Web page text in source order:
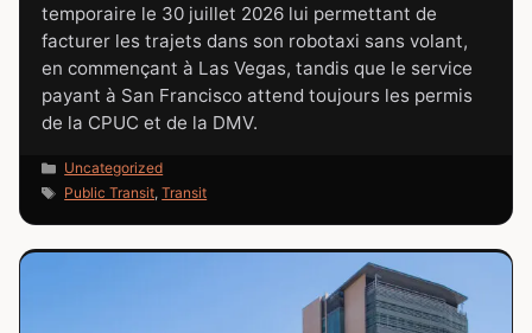
temporaire le 30 juillet 2026 lui permettant de
facturer les trajets dans son robotaxi sans volant,
en commençant à Las Vegas, tandis que le service
payant à San Francisco attend toujours les permis
de la CPUC et de la DMV.
Catégories
Uncategorized
Étiquettes
Public Transit,Transit